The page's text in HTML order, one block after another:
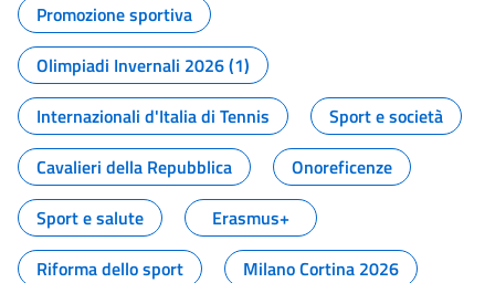
Promozione sportiva
Olimpiadi Invernali 2026 (1)
Internazionali d'Italia di Tennis
Sport e società
Cavalieri della Repubblica
Onoreficenze
Sport e salute
Erasmus+
Riforma dello sport
Milano Cortina 2026